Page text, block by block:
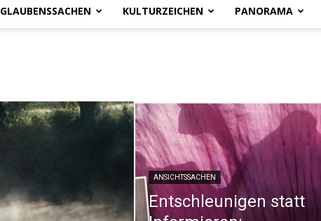
Sonntagsblatt
GLAUBENSSACHEN KULTURZEICHEN PANORAMA
ANSICHTSSACHEN
Entschleunigen statt